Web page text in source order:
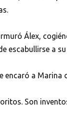
Álex,
escabullirse a
encaró a Marina
Son